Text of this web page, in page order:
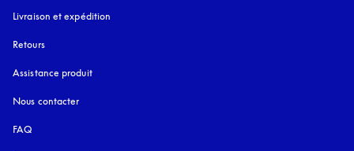
Livraison et expédition
Retours
Assistance produit
Nous contacter
FAQ